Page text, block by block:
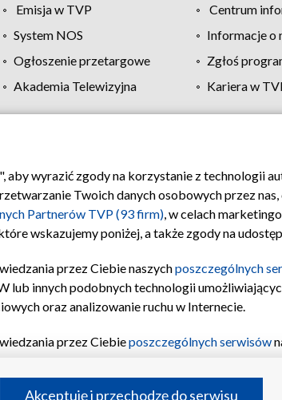
Emisja w TVP Centrum
System NOS Informacje o
Ogłoszenie przetargowe Zgłoś
Akademia Telewizyjna Kariera w
TVP Polityka prywatności Moje
wyrazić zgody na korzystanie z technologii
Twoich danych osobowych przez
Partnerów TVP (93 firm), w celach
wskazujemy poniżej, a także zgody na
przez Ciebie naszychposzczególnych
innych podobnych technologii
oraz analizowanie ruchu w Internecie.
przez Ciebieposzczególnych serwisów
i funkcji: przechowywania informacji na
Akceptuję i przechodzę do serwisu